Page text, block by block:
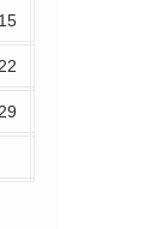
15
22
29